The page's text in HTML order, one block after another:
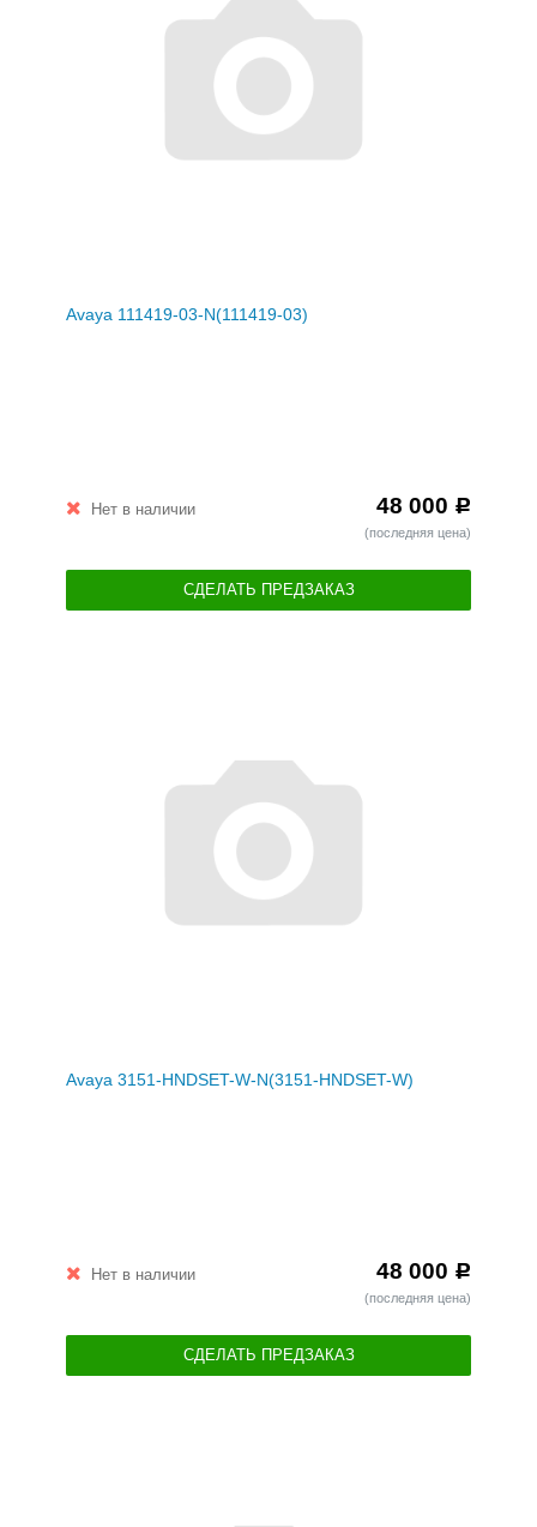
Avaya 111419-03-N(111419-03)
Нет в наличии 48 000 Р
(последняя цена)
СДЕЛАТЬ ПРЕДЗАКАЗ
Avaya 3151-HNDSET-W-N(3151-HNDSET-W)
Нет в наличии 48 000 Р
(последняя цена)
СДЕЛАТЬ ПРЕДЗАКАЗ